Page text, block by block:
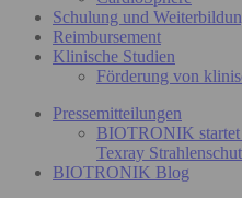
Schulung und
Reimbursement
Klinische Studien
Förderung von
Pressemitteilungen
BIOTRONIK startet
Texray
BIOTRONIK Blog